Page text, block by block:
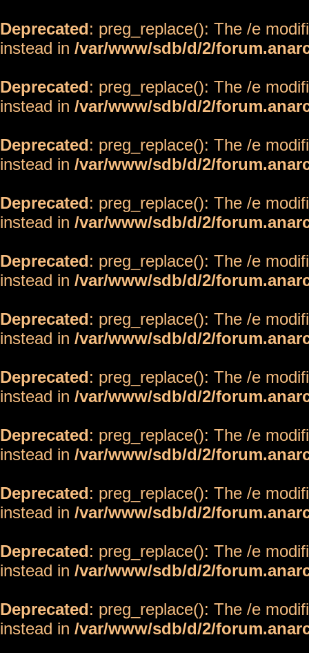
Deprecated: preg_replace(): The /e
instead in /var/www/sdb/d/2/
Deprecated: preg_replace(): The /e
instead in /var/www/sdb/d/2/
Deprecated: preg_replace(): The /e
instead in /var/www/sdb/d/2/
Deprecated: preg_replace(): The /e
instead in /var/www/sdb/d/2/
Deprecated: preg_replace(): The /e
instead in /var/www/sdb/d/2/
Deprecated: preg_replace(): The /e
instead in /var/www/sdb/d/2/
Deprecated: preg_replace(): The /e
instead in /var/www/sdb/d/2/
Deprecated: preg_replace(): The /e
instead in /var/www/sdb/d/2/
Deprecated: preg_replace(): The /e
instead in /var/www/sdb/d/2/
Deprecated: preg_replace(): The /e
instead in /var/www/sdb/d/2/
Deprecated: preg_replace(): The /e
instead in /var/www/sdb/d/2/